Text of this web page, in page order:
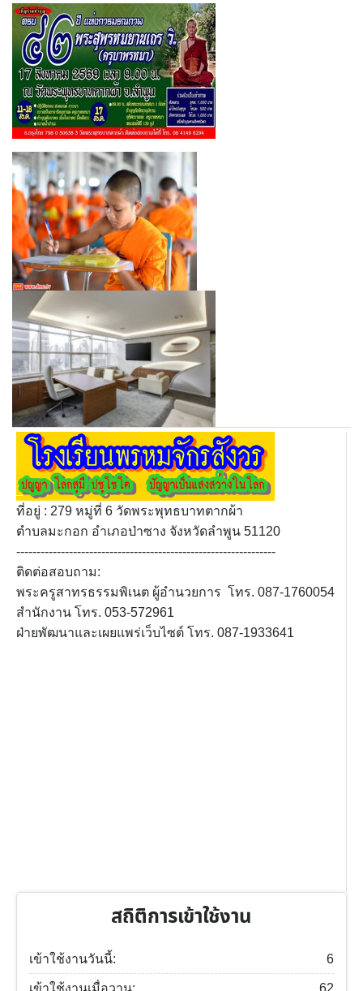
ที่อยู่ : 279 หมู่ที่ 6 วัดพระพุทธบาทตากผ้า
ตำบลมะกอก อำเภอป่าซาง จังหวัดลำพูน 51120
----------------------------------------------------------------
ติดต่อสอบถาม:
พระครูสาทรธรรมพิเนต ผู้อำนวยการ โทร. 087-1760054
สำนักงาน โทร. 053-572961
ฝ่ายพัฒนาและเผยแพร่เว็บไซต์ โทร. 087-1933641
สถิติการเข้าใช้งาน
เข้าใช้งานวันนี้: 6
เข้าใช้งานเมื่อวาน: 62